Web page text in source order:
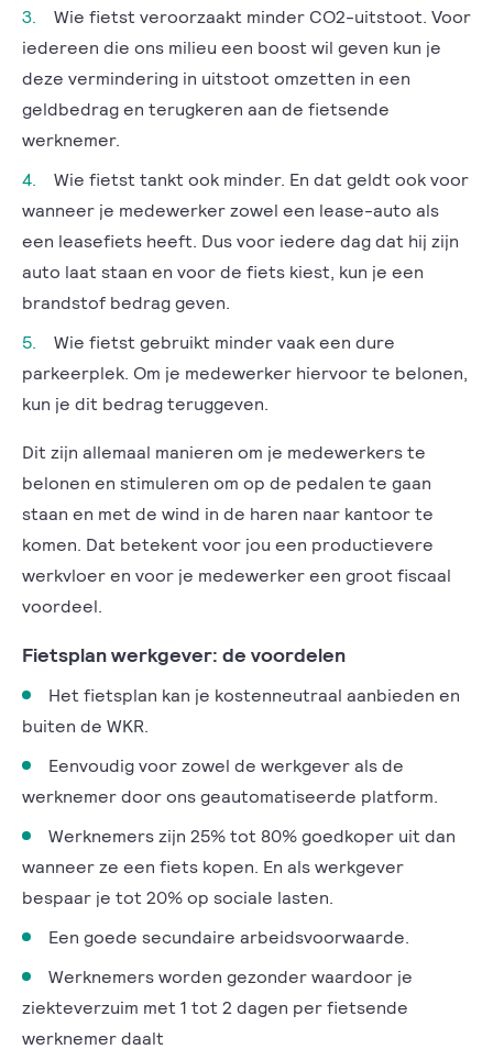
Wie fietst veroorzaakt minder CO2-uitstoot. Voor
iedereen die ons milieu een boost wil geven kun je
deze vermindering in uitstoot omzetten in een
geldbedrag en terugkeren aan de fietsende
werknemer.
Wie fietst tankt ook minder. En dat geldt ook voor
wanneer je medewerker zowel een lease-auto als
een leasefiets heeft. Dus voor iedere dag dat hij zijn
auto laat staan en voor de fiets kiest, kun je een
brandstof bedrag geven.
Wie fietst gebruikt minder vaak een dure
parkeerplek. Om je medewerker hiervoor te belonen,
kun je dit bedrag teruggeven.
Dit zijn allemaal manieren om je medewerkers te
belonen en stimuleren om op de pedalen te gaan
staan en met de wind in de haren naar kantoor te
komen. Dat betekent voor jou een productievere
werkvloer en voor je medewerker een groot fiscaal
voordeel.
Fietsplan werkgever: de voordelen
Het fietsplan kan je kostenneutraal aanbieden en
buiten de WKR.
Eenvoudig voor zowel de werkgever als de
werknemer door ons geautomatiseerde platform.
Werknemers zijn 25% tot 80% goedkoper uit dan
wanneer ze een fiets kopen. En als werkgever
bespaar je tot 20% op sociale lasten.
Een goede secundaire arbeidsvoorwaarde.
Werknemers worden gezonder waardoor je
ziekteverzuim met 1 tot 2 dagen per fietsende
werknemer daalt